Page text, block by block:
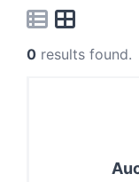
0 results found.